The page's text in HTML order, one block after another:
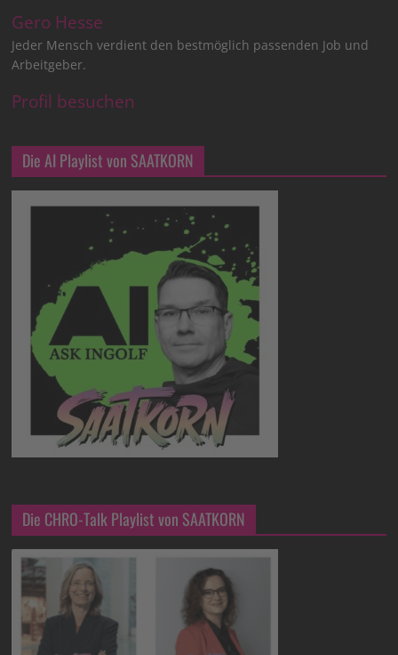
Gero Hesse
Jeder Mensch verdient den bestmöglich passenden Job und
Arbeitgeber.
Profil besuchen
Die AI Playlist von SAATKORN
Die CHRO-Talk Playlist von SAATKORN